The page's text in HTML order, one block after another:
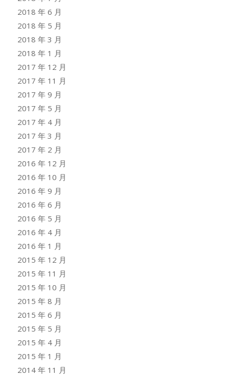
2018 年 6 月
2018 年 5 月
2018 年 3 月
2018 年 1 月
2017 年 12 月
2017 年 11 月
2017 年 9 月
2017 年 5 月
2017 年 4 月
2017 年 3 月
2017 年 2 月
2016 年 12 月
2016 年 10 月
2016 年 9 月
2016 年 6 月
2016 年 5 月
2016 年 4 月
2016 年 1 月
2015 年 12 月
2015 年 11 月
2015 年 10 月
2015 年 8 月
2015 年 6 月
2015 年 5 月
2015 年 4 月
2015 年 1 月
2014 年 11 月